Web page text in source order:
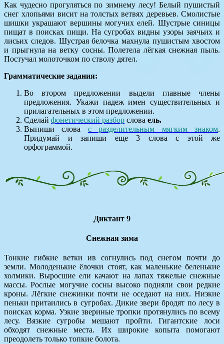
Как чудесно прогуляться по зимнему лесу! Белый пушистый
снег хлопьями висит на толстых ветвях деревьев. Смолистые
шишки украшают вершины могучих елей. Шустрые синицы
пищат в поисках пищи. На сугробах видны узоры заячьих и
лисьих следов. Шустрая белочка махнула пушистым хвостом
и прыгнула на ветку сосны. Полетела лёгкая снежная пыль.
Постучал молоточком по стволу дятел.
Грамматические задания:
Во втором предложении выдели главные члены
предложения. Укажи падеж имен существительных и
прилагательных в этом предложении.
Сделай фонетический разбор слова ель.
Выпиши слова с разделительным мягким знаком.
Придумай и запиши еще 3 слова с этой же
орфограммой.
Диктант 9
Снежная зима
Тонкие гибкие ветки ив согнулись под снегом почти до
земли. Молоденькие ёлочки стоят, как маленькие беленькие
холмики. Выросшие ели качают на лапах тяжелые снежные
массы. Рослые могучие сосны высоко подняли свои редкие
кроны. Лёгкие снежинки почти не оседают на них. Низкие
пеньки притаились в сугробах. Дикие звери бродят по лесу в
поисках корма. Узкие звериные тропки протянулись по всему
лесу. Вязкие сугробы мешают пройти. Гигантские лоси
обходят снежные места. Их широкие копыта помогают
преодолеть только топкие болота.